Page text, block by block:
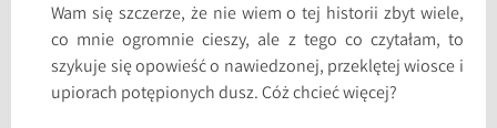
Wam się szczerze, że nie wiem o tej historii zbyt wiele,
co mnie ogromnie cieszy, ale z tego co czytałam, to
szykuje się opowieść o nawiedzonej, przeklętej wiosce i
upiorach potępionych dusz. Cóż chcieć więcej?